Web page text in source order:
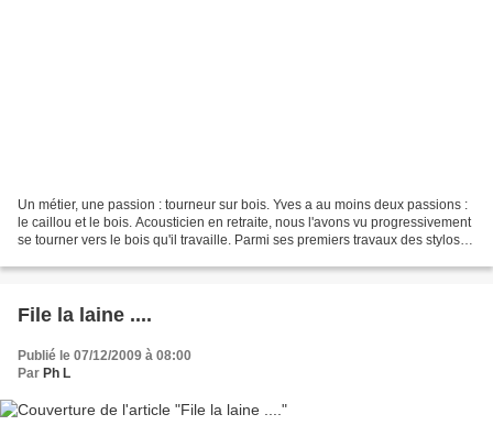
Un métier, une passion : tourneur sur bois. Yves a au moins deux passions :
le caillou et le bois. Acousticien en retraite, nous l'avons vu progressivement
se tourner vers le bois qu'il travaille. Parmi ses premiers travaux des stylos
File la laine ....
Publié le 07/12/2009 à 08:00
Par Ph L